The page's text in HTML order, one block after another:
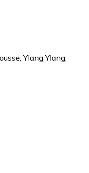
Ylang Ylang,